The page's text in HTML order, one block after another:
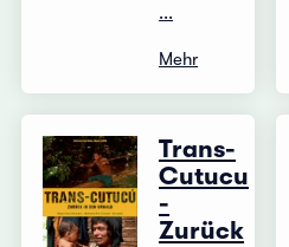
...
Mehr
Trans-
Cutucu
-
Zurück